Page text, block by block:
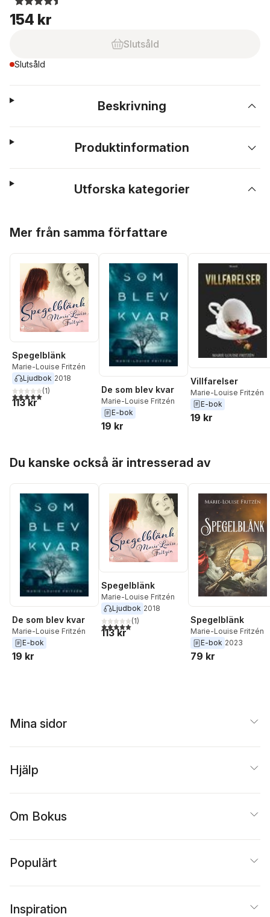
154 kr
Slutsåld
Slutsåld
Beskrivning
Produktinformation
Utforska kategorier
Mer från samma författare
Spegelblänk
Marie-Louise Fritzén
Ljudbok 2018
5,0utav 5 stjärnor. Totalt antal röster:
(1)
113 kr
De som blev kvar
Marie-Louise Fritzén
E-bok
19 kr
Villfarelser
Marie-Louise Fritzén
E-bok
19 kr
Du kanske också är intresserad av
De som blev kvar
Marie-Louise Fritzén
E-bok
19 kr
Spegelblänk
Marie-Louise Fritzén
Ljudbok 2018
5,0utav 5 stjärnor. Totalt antal röster:
(1)
113 kr
Spegelblänk
Marie-Louise Fritzén
E-bok 2023
79 kr
Mina sidor
Hjälp
Om Bokus
Populärt
Inspiration